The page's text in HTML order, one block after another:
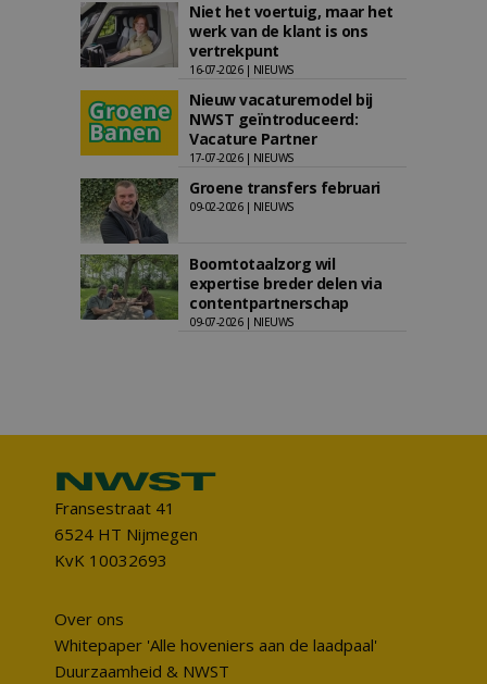
Niet het voertuig, maar het
werk van de klant is ons
vertrekpunt
16-07-2026 | NIEUWS
Nieuw vacaturemodel bij
NWST geïntroduceerd:
Vacature Partner
17-07-2026 | NIEUWS
Groene transfers februari
09-02-2026 | NIEUWS
Boomtotaalzorg wil
expertise breder delen via
contentpartnerschap
09-07-2026 | NIEUWS
Fransestraat 41
6524 HT Nijmegen
KvK 10032693
Over ons
Whitepaper 'Alle hoveniers aan de laadpaal'
Duurzaamheid & NWST